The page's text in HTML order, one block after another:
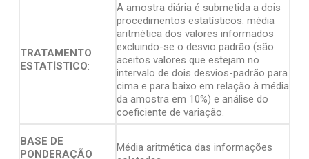
TRATAMENTO
ESTATÍSTICO:
A amostra diária é submetida a dois
procedimentos estatísticos: média
aritmética dos valores informados
excluindo-se o desvio padrão (são
aceitos valores que estejam no
intervalo de dois desvios-padrão para
cima e para baixo em relação à média
da amostra em 10%) e análise do
coeficiente de variação.
BASE DE
PONDERAÇÃO
Média aritmética das informações